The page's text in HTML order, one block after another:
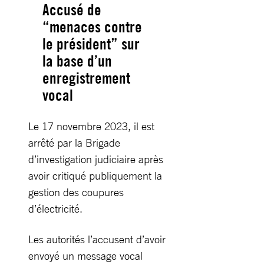
Accusé de
“menaces contre
le président” sur
la base d’un
enregistrement
vocal
Le 17 novembre 2023, il est
arrêté par la Brigade
d’investigation judiciaire après
avoir critiqué publiquement la
gestion des coupures
d’électricité.
Les autorités l’accusent d’avoir
envoyé un message vocal